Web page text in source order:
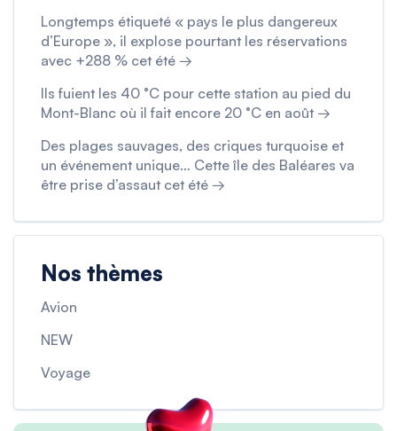
Longtemps étiqueté « pays le plus dangereux
d’Europe », il explose pourtant les réservations
avec +288 % cet été →
Ils fuient les 40 °C pour cette station au pied du
Mont-Blanc où il fait encore 20 °C en août →
Des plages sauvages, des criques turquoise et
un événement unique… Cette île des Baléares va
être prise d’assaut cet été →
Nos thèmes
Avion
NEW
Voyage